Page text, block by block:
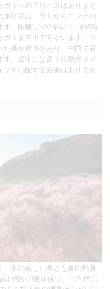
ミへの直行バスはありませ
旅行者は、ラサからニンチの
す。距離は400キロで、約5時
ミまで車で向かいます。ラ
高速道路があり、中国で最
す。途中には多くの観光スポ
ブを心配する必要はありませ
冬の厳しい寒さも夏の酷暑
は摂氏10度前後で、平均標高